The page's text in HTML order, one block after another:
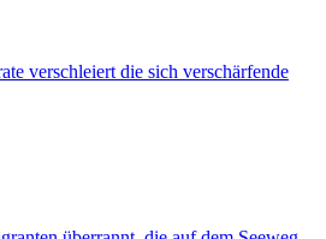
verschleiert die sich verschärfende